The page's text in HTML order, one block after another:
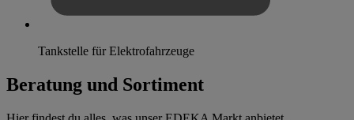
Tankstelle für Elektrofahrzeuge
Beratung und Sortiment